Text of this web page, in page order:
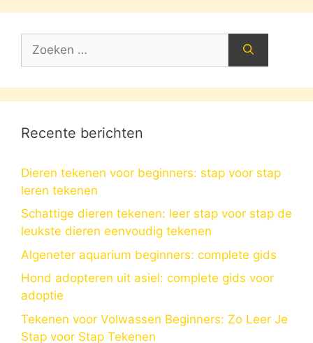
naar:
Recente berichten
Dieren tekenen voor beginners: stap voor stap
leren tekenen
Schattige dieren tekenen: leer stap voor stap de
leukste dieren eenvoudig tekenen
Algeneter aquarium beginners: complete gids
Hond adopteren uit asiel: complete gids voor
adoptie
Tekenen voor Volwassen Beginners: Zo Leer Je
Stap voor Stap Tekenen